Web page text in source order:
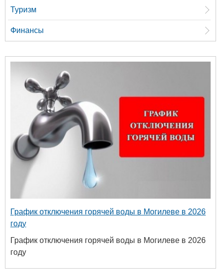
Туризм
Финансы
График отключения горячей воды в Могилеве в 2026
году
График отключения горячей воды в Могилеве в 2026
году